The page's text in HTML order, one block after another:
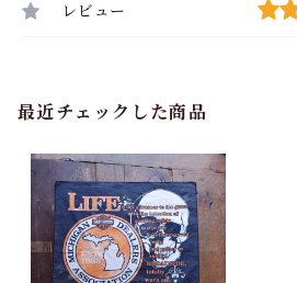
レビュー
最近チェックした商品